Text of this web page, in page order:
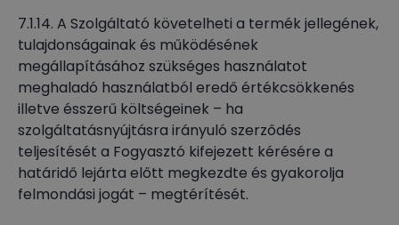
7.1.14. A Szolgáltató követelheti a termék jellegének,
tulajdonságainak és működésének
megállapításához szükséges használatot
meghaladó használatból eredő értékcsökkenés
illetve ésszerű költségeinek – ha
szolgáltatásnyújtásra irányuló szerződés
teljesítését a Fogyasztó kifejezett kérésére a
határidő lejárta előtt megkezdte és gyakorolja
felmondási jogát – megtérítését.